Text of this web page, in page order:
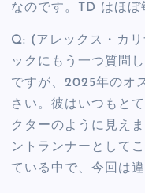
なのです。TD はほぼ
Q: (アレックス・カ
ックにもう一つ質問
ですが、2025年のオ
さい。彼はいつもと
クターのように見え
ントランナーとして
ている中で、今回は